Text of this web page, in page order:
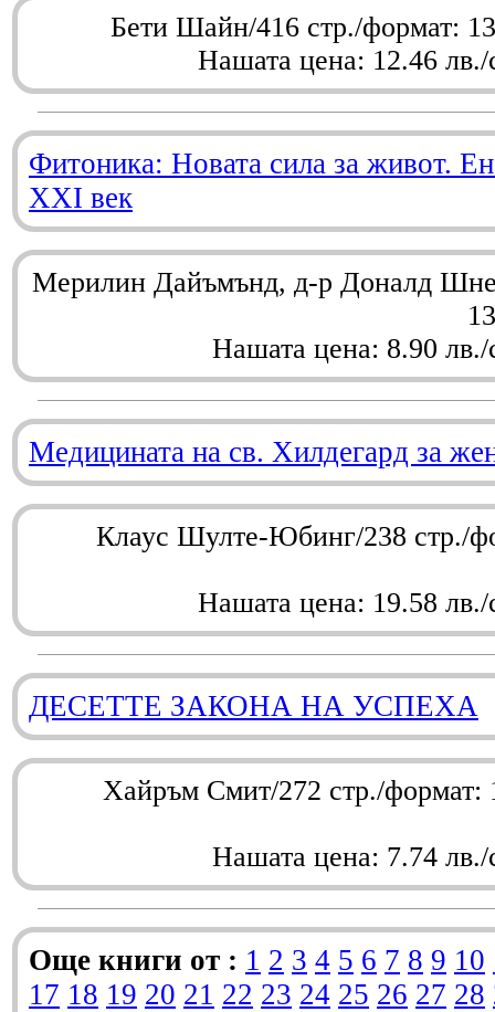
Бети Шайн/416 стр./формат:
Нашата цена: 12.46 лв./
Фитоника: Новата сила за живот.
XXI век
Мерилин Дайъмънд, д-р Доналд
Нашата цена: 8.90 лв./
Медицината на св. Хилдегард за
Клаус Шулте-Юбинг/238 стр./
Нашата цена: 19.58 лв./
ДЕСЕТТЕ ЗАКОНА НА УСПЕХА
Хайръм Смит/272 стр./
Нашата цена: 7.74 лв./
Още книги от : 1 2 3 4 5 6 7 8 9 10
17 18 19 20 21 22 23 24 25 26 27 28